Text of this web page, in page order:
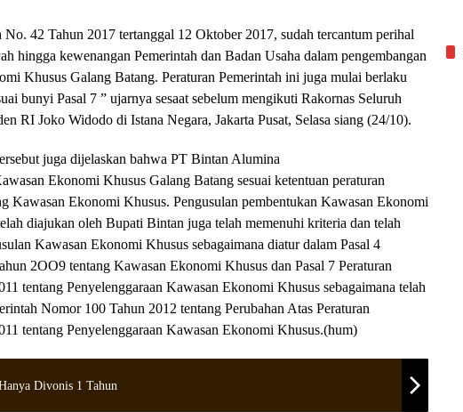
No. 42 Tahun 2017 tertanggal 12 Oktober 2017, sudah tercantum perihal
hingga kewenangan Pemerintah dan Badan Usaha dalam pengembangan
Khusus Galang Batang. Peraturan Pemerintah ini juga mulai berlaku
bunyi Pasal 7 ” ujarnya sesaat sebelum mengikuti Rakornas Seluruh
RI Joko Widodo di Istana Negara, Jakarta Pusat, Selasa siang (24/10).
juga dijelaskan bahwa PT Bintan Alumina
Ekonomi Khusus Galang Batang sesuai ketentuan peraturan
Kawasan Ekonomi Khusus. Pengusulan pembentukan Kawasan Ekonomi
diajukan oleh Bupati Bintan juga telah memenuhi kriteria dan telah
Kawasan Ekonomi Khusus sebagaimana diatur dalam Pasal 4
2OO9 tentang Kawasan Ekonomi Khusus dan Pasal 7 Peraturan
tentang Penyelenggaraan Kawasan Ekonomi Khusus sebagaimana telah
Nomor 100 Tahun 2012 tentang Perubahan Atas Peraturan
tentang Penyelenggaraan Kawasan Ekonomi Khusus.(hum)
Divonis 1 Tahun